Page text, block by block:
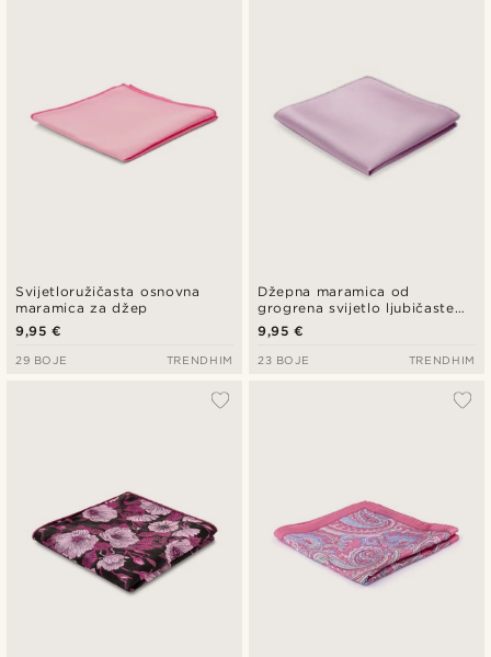
Svijetloružičasta osnovna
maramica za džep
9,95 €
29 BOJE TRENDHIM
Džepna maramica od
grogrena svijetlo ljubičaste
boje
9,95 €
23 BOJE TRENDHIM